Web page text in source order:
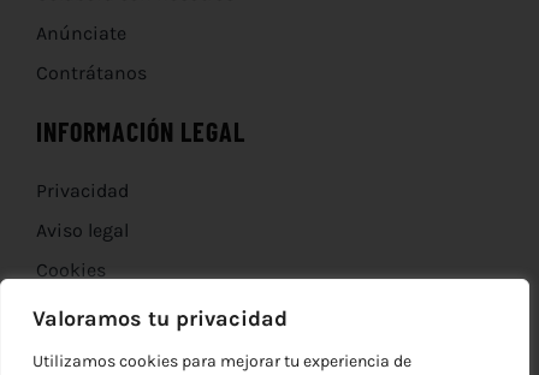
Valoramos tu privacidad
Utilizamos cookies para mejorar tu experiencia de
Anúnciate
Contrátanos
INFORMACIÓN LEGAL
Privacidad
Aviso legal
Cookies
Devoluciones